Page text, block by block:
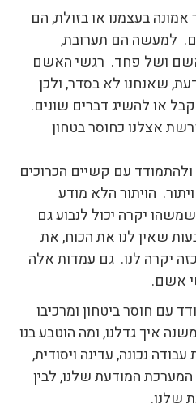
אמונה בעצמנו או בזולת, הם
למעשה הם תערובת,
אשם ושל פחד. רגשי האשם
שאנחנו לא בסדר, ולכן
או להשיג דברים שונים.
אצלנו כחוסר בטחון
עם קשיים הכרוכים
הויתור הלא מודע
יקרה יכול לנבוע גם
שאין לנו את הכוח, את
יקרה לנו. גם עמדות אלה
אשם.
עם חוסר ביטחון ומרכיבו
איך גדלנו, ומה הוטבע בנו
נכונה, עדינה ויסודית,
המודעת שלנו, לבין
שלנו.